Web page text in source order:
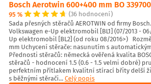
Bosch Aerotwin 600+400 mm BO
95 %
(36 hodnocení)
Sada přesných stěračů AEROTWIN od firmy
Volkswagen e-Up elektromobil [BL1] (07/2013 -
Up elektromobil [BL2] (od roku 08/2016>)
mm Uchycení stěrače: nasunutím s
Přednosti stěračů: německá ověřená kvalita
stěračů - hodnocení 1.5 (0.6 - 1.5 velmi dobré)
perfektním přítlakem kvalitní stírací břity delší
s běžnými stěrači...Celý popis